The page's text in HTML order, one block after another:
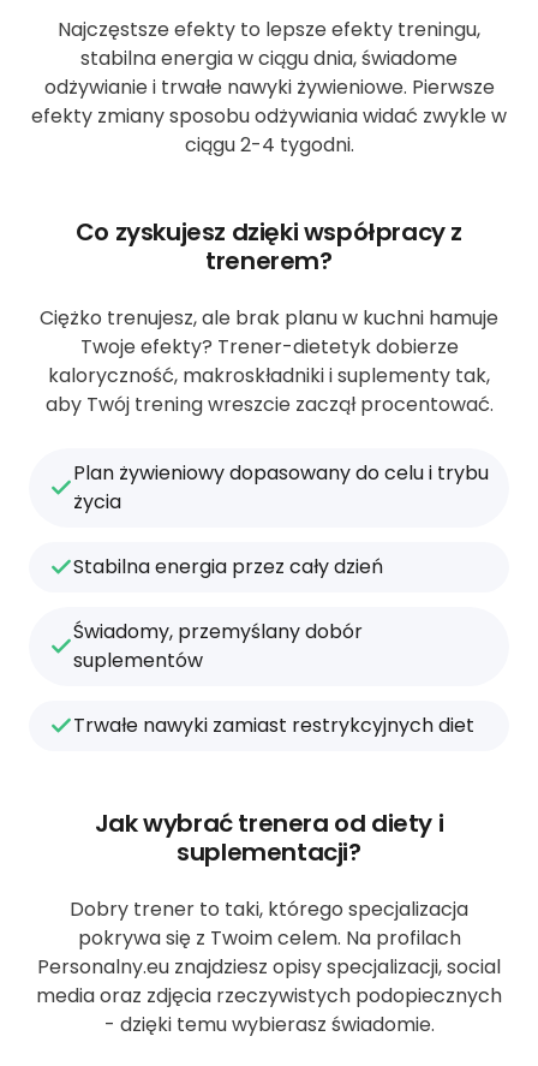
Najczęstsze efekty to lepsze efekty treningu,
stabilna energia w ciągu dnia, świadome
odżywianie i trwałe nawyki żywieniowe. Pierwsze
efekty zmiany sposobu odżywiania widać zwykle w
ciągu 2-4 tygodni.
Co zyskujesz dzięki współpracy z
trenerem?
Ciężko trenujesz, ale brak planu w kuchni hamuje
Twoje efekty? Trener-dietetyk dobierze
kaloryczność, makroskładniki i suplementy tak,
aby Twój trening wreszcie zaczął procentować.
Plan żywieniowy dopasowany do celu i trybu
życia
Stabilna energia przez cały dzień
Świadomy, przemyślany dobór
suplementów
Trwałe nawyki zamiast restrykcyjnych diet
Jak wybrać trenera od diety i
suplementacji?
Dobry trener to taki, którego specjalizacja
pokrywa się z Twoim celem. Na profilach
Personalny.eu znajdziesz opisy specjalizacji, social
media oraz zdjęcia rzeczywistych podopiecznych
- dzięki temu wybierasz świadomie.